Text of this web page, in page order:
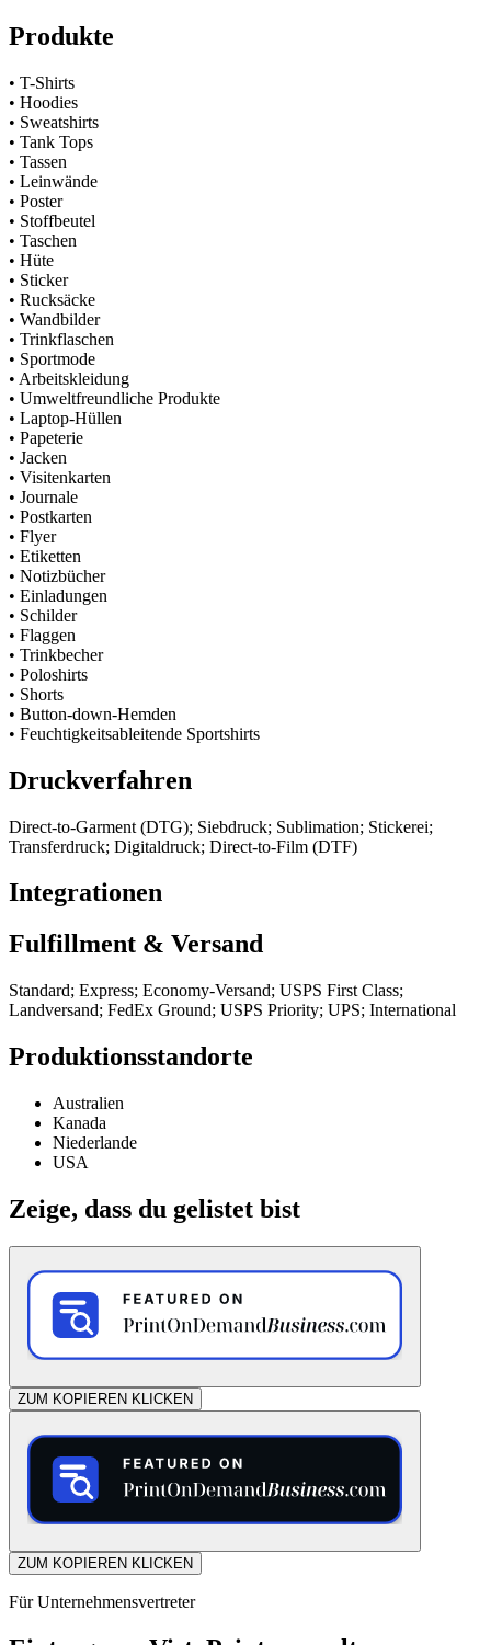
Produkte
• T-Shirts
• Hoodies
• Sweatshirts
• Tank Tops
• Tassen
• Leinwände
• Poster
• Stoffbeutel
• Taschen
• Hüte
• Sticker
• Rucksäcke
• Wandbilder
• Trinkflaschen
• Sportmode
• Arbeitskleidung
• Umweltfreundliche Produkte
• Laptop-Hüllen
• Papeterie
• Jacken
• Visitenkarten
• Journale
• Postkarten
• Flyer
• Etiketten
• Notizbücher
• Einladungen
• Schilder
• Flaggen
• Trinkbecher
• Poloshirts
• Shorts
• Button-down-Hemden
• Feuchtigkeitsableitende Sportshirts
Druckverfahren
Direct-to-Garment (DTG); Siebdruck; Sublimation; Stickerei;
Transferdruck; Digitaldruck; Direct-to-Film (DTF)
Integrationen
Fulfillment & Versand
Standard; Express; Economy-Versand; USPS First Class;
Landversand; FedEx Ground; USPS Priority; UPS; International
Produktionsstandorte
Australien
Kanada
Niederlande
USA
Zeige, dass du gelistet bist
ZUM KOPIEREN KLICKEN
ZUM KOPIEREN KLICKEN
Für Unternehmensvertreter